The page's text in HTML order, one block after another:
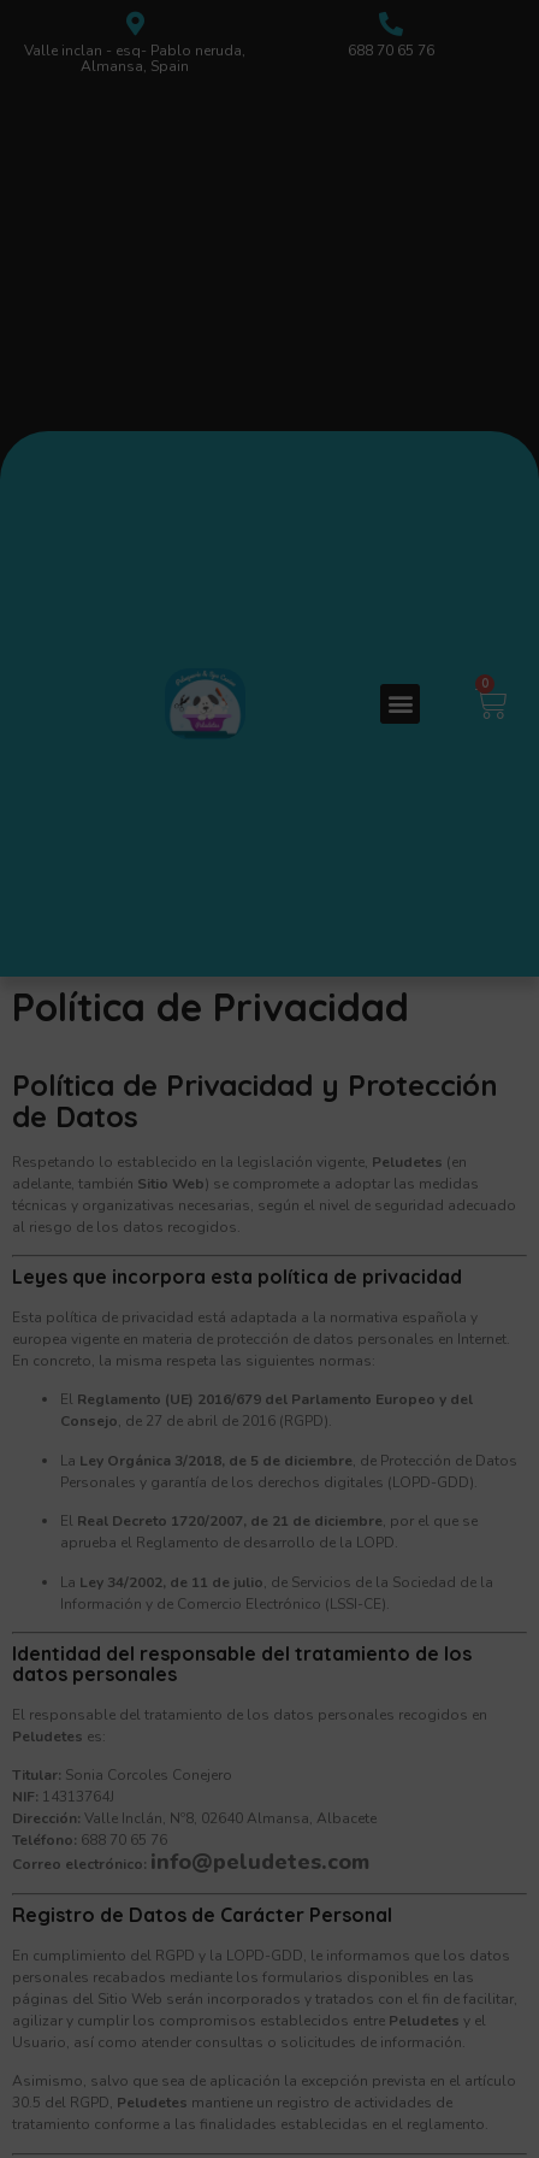
Valle inclan - esq- Pablo neruda,
Almansa, Spain
688 70 65 76
0
Política de Privacidad
Política de Privacidad y Protección
de Datos
Respetando lo establecido en la legislación vigente, Peludetes (en
adelante, también Sitio Web) se compromete a adoptar las medidas
técnicas y organizativas necesarias, según el nivel de seguridad adecuado
al riesgo de los datos recogidos.
Leyes que incorpora esta política de privacidad
Esta política de privacidad está adaptada a la normativa española y
europea vigente en materia de protección de datos personales en Internet.
En concreto, la misma respeta las siguientes normas:
El Reglamento (UE) 2016/679 del Parlamento Europeo y del
Consejo, de 27 de abril de 2016 (RGPD).
La Ley Orgánica 3/2018, de 5 de diciembre, de Protección de Datos
Personales y garantía de los derechos digitales (LOPD-GDD).
El Real Decreto 1720/2007, de 21 de diciembre, por el que se
aprueba el Reglamento de desarrollo de la LOPD.
La Ley 34/2002, de 11 de julio, de Servicios de la Sociedad de la
Información y de Comercio Electrónico (LSSI-CE).
Identidad del responsable del tratamiento de los
datos personales
El responsable del tratamiento de los datos personales recogidos en
Peludetes es:
Titular: Sonia Corcoles Conejero
NIF: 14313764J
Dirección: Valle Inclán, Nº8, 02640 Almansa, Albacete
Teléfono: 688 70 65 76
Correo electrónico: info@peludetes.com
Registro de Datos de Carácter Personal
En cumplimiento del RGPD y la LOPD-GDD, le informamos que los datos
personales recabados mediante los formularios disponibles en las
páginas del Sitio Web serán incorporados y tratados con el fin de facilitar,
agilizar y cumplir los compromisos establecidos entre Peludetes y el
Usuario, así como atender consultas o solicitudes de información.
Asimismo, salvo que sea de aplicación la excepción prevista en el artículo
30.5 del RGPD, Peludetes mantiene un registro de actividades de
tratamiento conforme a las finalidades establecidas en el reglamento.